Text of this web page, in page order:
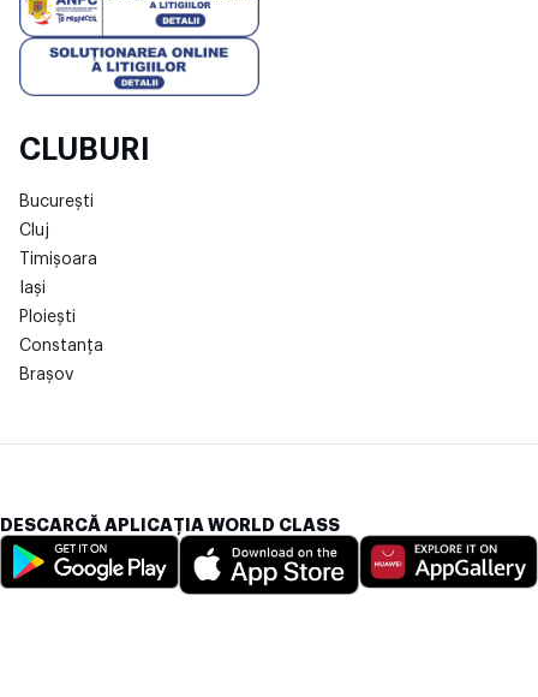
CLUBURI
București
Cluj
Timișoara
Iași
Ploiești
Constanța
Brașov
DESCARCĂ APLICAȚIA WORLD CLASS